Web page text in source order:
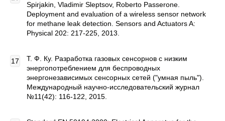
Spirjakin, Vladimir Sleptsov, Roberto Passerone.
Deployment and evaluation of a wireless sensor network
for methane leak detection. Sensors and Actuators A:
Physical 202: 217-225, 2013.
Т. Ф. Ку. Разработка газовых сенсорнов с низким
энергопотреблением для беспроводных
энергонезависимых сенсорных сетей ("умная пыль").
Международный научно-исследовательский журнал
№11(42): 116-122, 2015.